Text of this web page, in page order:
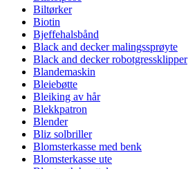
Biltørker
Biotin
Bjeffehalsbånd
Black and decker malingssprøyte
Black and decker robotgressklipper
Blandemaskin
Bleiebøtte
Bleiking av hår
Blekkpatron
Blender
Bliz solbriller
Blomsterkasse med benk
Blomsterkasse ute